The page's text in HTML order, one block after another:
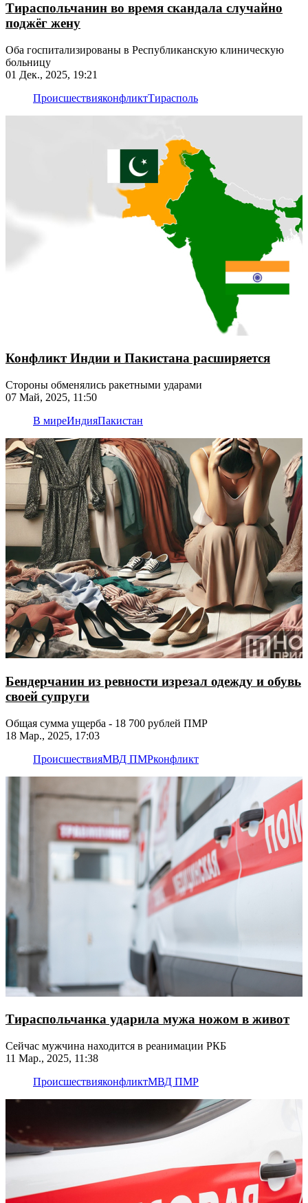
Тираспольчанин во время скандала случайно
поджёг жену
Оба госпитализированы в Республиканскую клиническую
больницу
01 Дек., 2025, 19:21
ПроисшествияконфликтТирасполь
Конфликт Индии и Пакистана расширяется
Стороны обменялись ракетными ударами
07 Май, 2025, 11:50
В миреИндияПакистан
Бендерчанин из ревности изрезал одежду и обувь
своей супруги
Общая сумма ущерба - 18 700 рублей ПМР
18 Мар., 2025, 17:03
ПроисшествияМВД ПМРконфликт
Тираспольчанка ударила мужа ножом в живот
Сейчас мужчина находится в реанимации РКБ
11 Мар., 2025, 11:38
ПроисшествияконфликтМВД ПМР